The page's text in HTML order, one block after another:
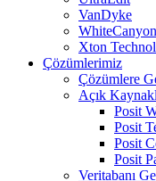
VanDyke
WhiteCanyon
Xton
Çözümlerimiz
Çözümlere
Açık
Posit
Posit
Posit
Posit
Veritabanı